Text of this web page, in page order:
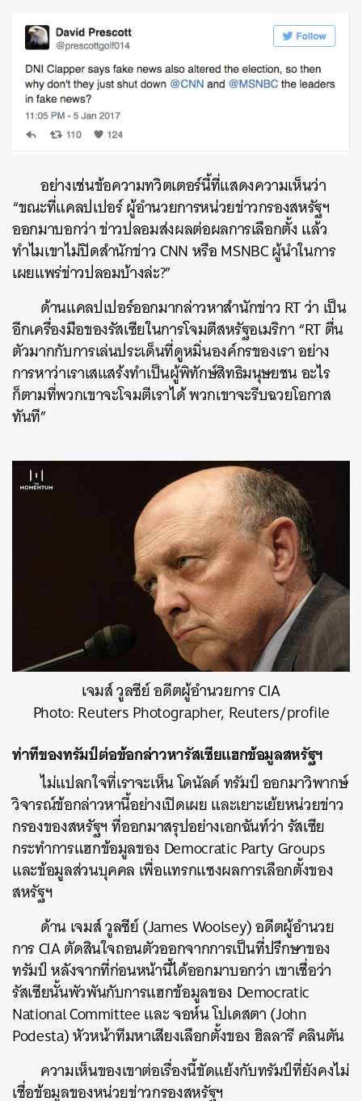
อย่างเช่นข้อความทวิตเตอร์นี้ที่แสดงความเห็นว่า
“ขณะที่แคลปเปอร์ ผู้อำนวยการหน่วยข่าวกรองสหรัฐฯ
ออกมาบอกว่า ข่าวปลอมส่งผลต่อผลการเลือกตั้ง แล้ว
ทำไมเขาไม่ปิดสำนักข่าว CNN หรือ MSNBC ผู้นำในการ
เผยแพร่ข่าวปลอมบ้างล่ะ?”
ด้านแคลปเปอร์ออกมากล่าวหาสำนักข่าว RT ว่า เป็น
อีกเครื่องมือของรัสเซียในการโจมตีสหรัฐอเมริกา “RT ตื่น
ตัวมากกับการเล่นประเด็นที่ดูหมิ่นองค์กรของเรา อย่าง
การหาว่าเราเสแสร้งทำเป็นผู้พิทักษ์สิทธิมนุษยชน อะไร
ก็ตามที่พวกเขาจะโจมตีเราได้ พวกเขาจะรีบฉวยโอกาส
ทันที”
เจมส์ วูลซีย์ อดีตผู้อำนวยการ CIA
Photo: Reuters Photographer, Reuters/profile
ท่าทีของทรัมป์ต่อข้อกล่าวหารัสเซียแฮกข้อมูลสหรัฐฯ
ไม่แปลกใจที่เราจะเห็น โดนัลด์ ทรัมป์ ออกมาวิพากษ์
วิจารณ์ข้อกล่าวหานี้อย่างเปิดเผย และเยาะเย้ยหน่วยข่าว
กรองของสหรัฐฯ ที่ออกมาสรุปอย่างเอกฉันท์ว่า รัสเซีย
กระทำการแฮกข้อมูลของ Democratic Party Groups
และข้อมูลส่วนบุคคล เพื่อแทรกแซงผลการเลือกตั้งของ
สหรัฐฯ
ด้าน เจมส์ วูลซีย์ (James Woolsey) อดีตผู้อำนวย
การ CIA ตัดสินใจถอนตัวออกจากการเป็นที่ปรึกษาของ
ทรัมป์ หลังจากที่ก่อนหน้านี้ได้ออกมาบอกว่า เขาเชื่อว่า
รัสเซียนั้นพัวพันกับการแฮกข้อมูลของ Democratic
National Committee และ จอห์น โปเดสตา (John
Podesta) หัวหน้าทีมหาเสียงเลือกตั้งของ ฮิลลารี คลินตัน
ความเห็นของเขาต่อเรื่องนี้ขัดแย้งกับทรัมป์ที่ยังคงไม่
เชื่อข้อมูลของหน่วยข่าวกรองสหรัฐฯ